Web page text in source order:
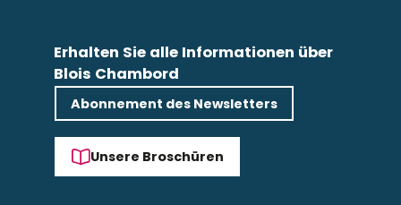
Erhalten Sie alle Informationen über
Blois Chambord
Abonnement des Newsletters
Unsere Broschüren